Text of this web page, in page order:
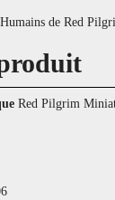
de Red
Red Pilgrim